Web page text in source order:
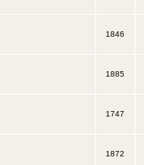
1846
1885
1747
1872